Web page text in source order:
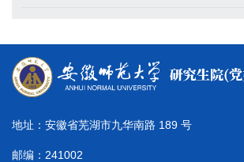
地址：安徽省芜湖市九华南路 189 号
邮编：241002